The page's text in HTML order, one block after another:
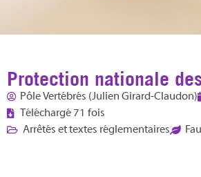
Protection nationale
Pôle Vertébrés (Julien Girard-Claudon)
Téléchargé 71 fois
Arrêtés et textes réglementaires